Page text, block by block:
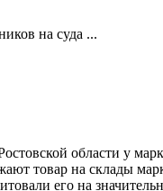
на суда ...
области у
товар на склады
его на